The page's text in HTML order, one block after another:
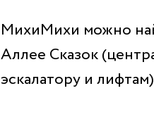
МихиМихи можно
Аллее Сказок
эскалатору и